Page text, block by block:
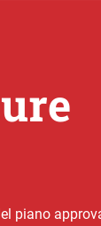
piano